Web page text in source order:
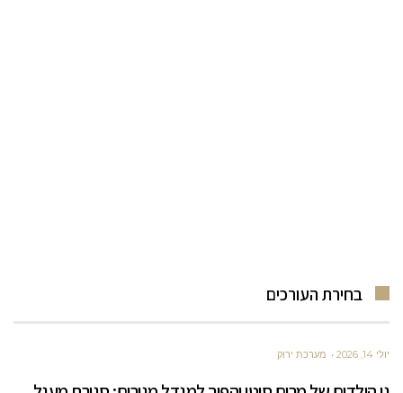
בחירת העורכים
יולי 14, 2026 מערכת ירוק